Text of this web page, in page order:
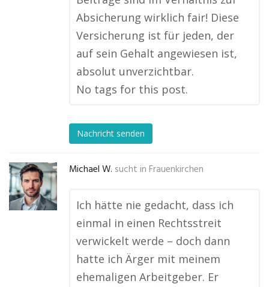
Absicherung wirklich fair! Diese
Versicherung ist für jeden, der
auf sein Gehalt angewiesen ist,
absolut unverzichtbar.
No tags for this post.
Nachricht senden
Michael W. sucht in Frauenkirchen
Ich hätte nie gedacht, dass ich
einmal in einen Rechtsstreit
verwickelt werde – doch dann
hatte ich Ärger mit meinem
ehemaligen Arbeitgeber. Er